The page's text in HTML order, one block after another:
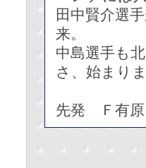
田中賢介選
来。
中島選手も
さ、始まり
先発 Ｆ有